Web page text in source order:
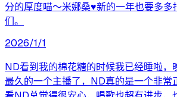
分的厚度喵～米娜桑♥新的一年也要多
们。
2026/1/1
ND看到我的棉花糖的时候我已经睡啦，
最久的一个主播了，ND真的是一个非常